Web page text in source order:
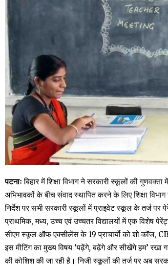
पटनाःबिहार में शिक्षा विभाग ने सरकारी स्कूलों की
अभिभावकों के बीच संवाद स्थापित करने के लिए शिक्षा
निर्देश पर सभी सरकारी स्कूलों में प्राइवेट स्कूल के तर्ज
प्राथमिक, मध्य, उच्च एवं उच्चतर विद्यालयों में एक विशेष
सीएम स्कूल ऑफ एक्सीलेंस के 19 प्राचार्यो को शो कॉज,
इस मीटिंग का मुख्य विषय ‘पढ़ेंगे, बढ़ेंगे और सीखेंगे हम’ रखा
की कोशिश की जा रही है। निजी स्कूलों की तर्ज पर अब